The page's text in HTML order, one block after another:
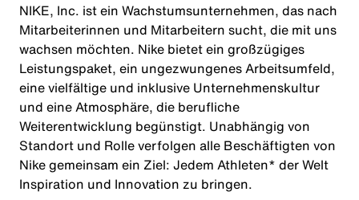
NIKE, Inc. ist ein Wachstumsunternehmen, das nach
Mitarbeiterinnen und Mitarbeitern sucht, die mit uns
wachsen möchten. Nike bietet ein großzügiges
Leistungspaket, ein ungezwungenes Arbeitsumfeld,
eine vielfältige und inklusive Unternehmenskultur
und eine Atmosphäre, die berufliche
Weiterentwicklung begünstigt. Unabhängig von
Standort und Rolle verfolgen alle Beschäftigten von
Nike gemeinsam ein Ziel: Jedem Athleten* der Welt
Inspiration und Innovation zu bringen.